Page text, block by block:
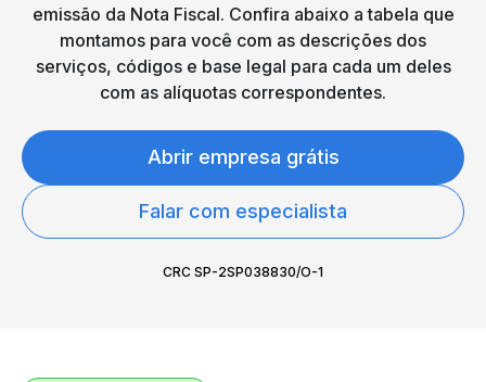
emissão da Nota Fiscal. Confira abaixo a tabela que
montamos para você com as descrições dos
serviços, códigos e base legal para cada um deles
com as alíquotas correspondentes.
Abrir empresa grátis
Falar com especialista
CRC SP-2SP038830/O-1